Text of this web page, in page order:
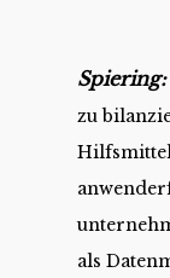
Spiering:
zu
als